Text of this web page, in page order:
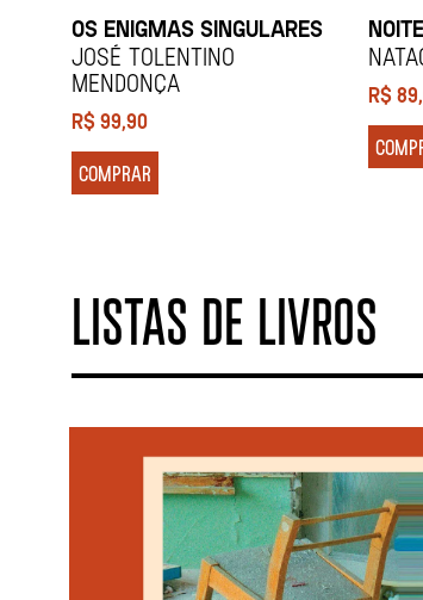
OS ENIGMAS SINGULARES
JOSÉ TOLENTINO
MENDONÇA
R$99,90
COMPRAR
R$
LISTAS DE LIVROS